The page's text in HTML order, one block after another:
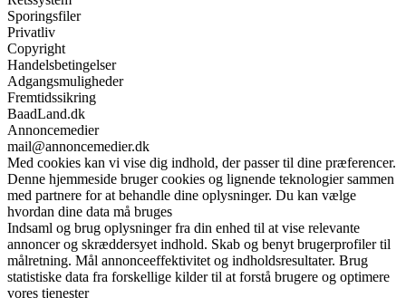
Sporingsfiler
Privatliv
Copyright
Handelsbetingelser
Adgangsmuligheder
Fremtidssikring
BaadLand.dk
Annoncemedier
mail@annoncemedier.dk
Med cookies kan vi vise dig indhold, der passer til dine præferencer.
Denne hjemmeside bruger cookies og lignende teknologier sammen
med partnere for at behandle dine oplysninger. Du kan vælge
hvordan dine data må bruges
Indsaml og brug oplysninger fra din enhed til at vise relevante
annoncer og skræddersyet indhold. Skab og benyt brugerprofiler til
målretning. Mål annonceeffektivitet og indholdsresultater. Brug
statistiske data fra forskellige kilder til at forstå brugere og optimere
vores tjenester